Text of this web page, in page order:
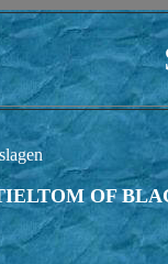
OF